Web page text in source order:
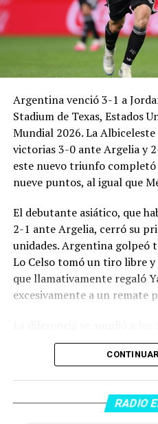
Argentina venció 3-1 a
Stadium de Texas, Estados
Mundial 2026. La
victorias 3-0 ante Argelia y
este nuevo triunfo
nueve puntos, al igual que
El debutante asiático, que
2-1 ante Argelia, cerró su
unidades. Argentina golpeó
Lo Celso tomó un tiro libre
que llamativamente regaló
excesivamente a un remate
Lautaro Martínez convirtió
anotó su primer gol en
dentro del área sobre
una segunda pelota luego
RADIO